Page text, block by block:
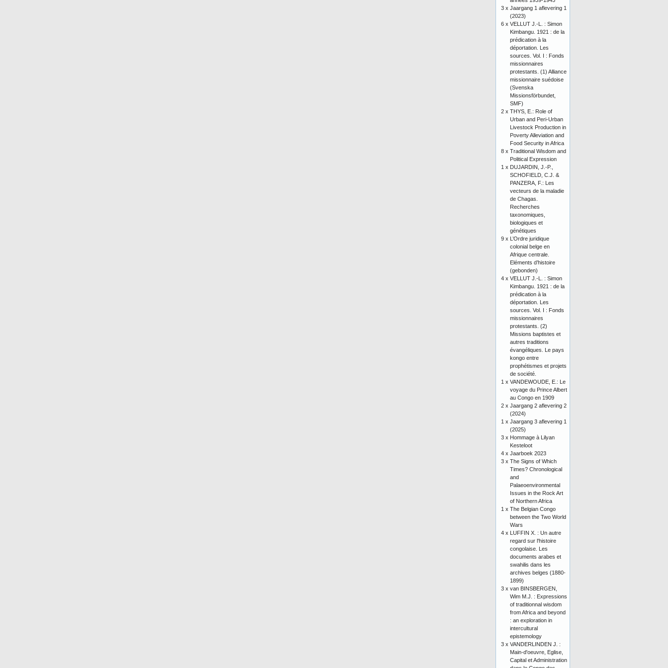
3 x Jaargang 1 aflevering 1
(2023)
6 x VELLUT J.-L. : Simon
Kimbangu. 1921 : de la
prédication à la
déportation. Les
sources. Vol. I : Fonds
missionnaires
protestants. (1) Alliance
missionnaire suédoise
(Svenska
Missionsförbundet,
SMF)
2 x THYS, E.: Role of
Urban and Peri-Urban
Livestock Production in
Poverty Alleviation and
Food Security in Africa
8 x Traditional Wisdom and
Political Expression
1 x DUJARDIN, J.-P.,
SCHOFIELD, C.J. &
PANZERA, F.: Les
vecteurs de la maladie
de Chagas.
Recherches
taxonomiques,
biologiques et
génétiques
9 x L’Ordre juridique
colonial belge en
Afrique centrale.
Eléments d’histoire
(gebonden)
4 x VELLUT J.-L. : Simon
Kimbangu. 1921 : de la
prédication à la
déportation. Les
sources. Vol. I : Fonds
missionnaires
protestants. (2)
Missions baptistes et
autres traditions
évangéliques. Le pays
kongo entre
prophétismes et projets
de société.
1 x VANDEWOUDE, E.: Le
voyage du Prince Albert
au Congo en 1909
2 x Jaargang 2 aflevering 2
(2024)
1 x Jaargang 3 aflevering 1
(2025)
3 x Hommage à Lilyan
Kesteloot
4 x Jaarboek 2023
3 x The Signs of Which
Times? Chronological
and
Palaeoenvironmental
Issues in the Rock Art
of Northern Africa
1 x The Belgian Congo
between the Two World
Wars
4 x LUFFIN X. : Un autre
regard sur l'histoire
congolaise. Les
documents arabes et
swahilis dans les
archives belges (1880-
1899)
3 x van BINSBERGEN,
Wim M.J. : Expressions
of traditionnal wisdom
from Africa and beyond
: an exploration in
intercultural
epistemology
3 x VANDERLINDEN J. :
Main-d'oeuvre, Eglise,
Capital et Administration